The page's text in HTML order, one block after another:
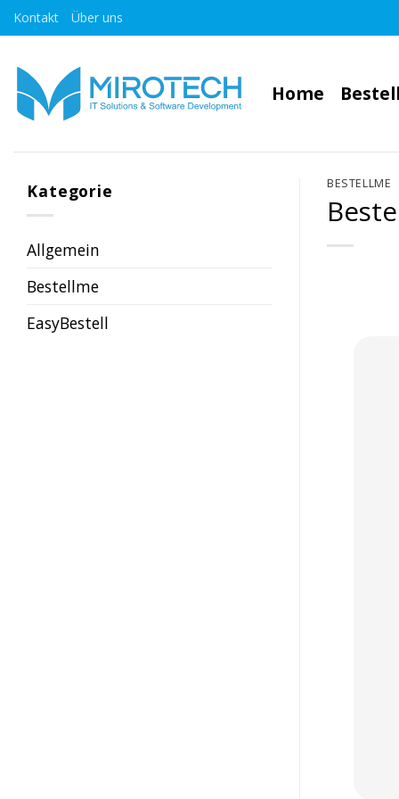
Zum
Inhalt
springen
Kontakt Über uns
Home
Kategorie
Allgemein
Bestellme
EasyBestell
BESTELLME